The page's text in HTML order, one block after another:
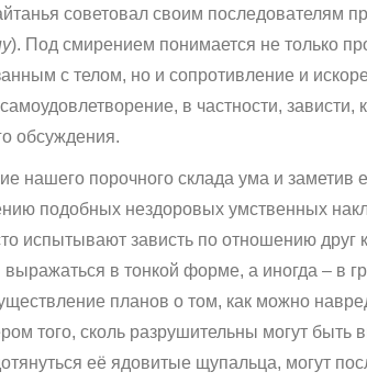
советовал своим последователям
). Под смирением понимается не только
с телом, но и сопротивление и
в частности, зависти,
обсуждения.
нашего порочного склада ума и
подобных нездоровых умственных
испытывают зависть по отношению друг к
в тонкой форме, а иногда – в
планов о том, как можно
того, сколь разрушительны могут быть
её ядовитые щупальца, могут